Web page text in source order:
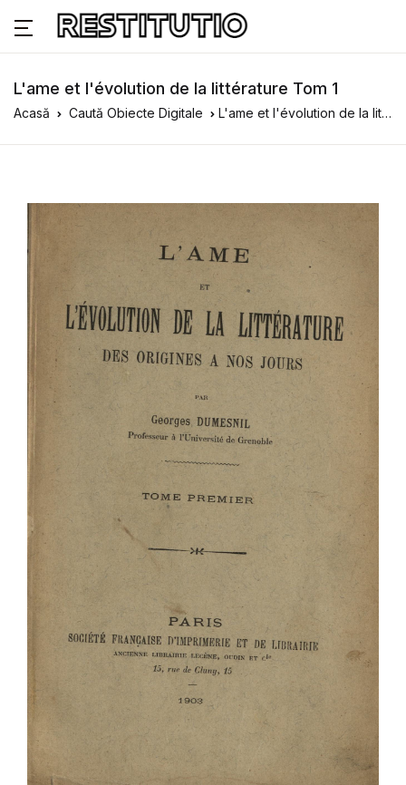
L'ame et l'évolution de la littérature Tom 1
Acasă Caută Obiecte Digitale L'ame et l'évolution de la littérature Tom 1